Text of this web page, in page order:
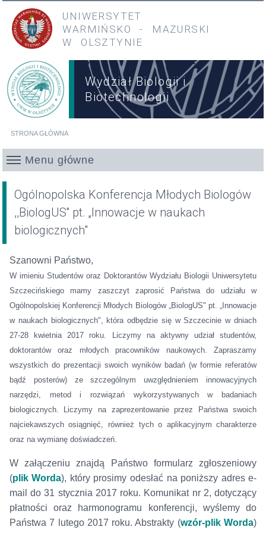
Przejdź do treści
Przejdź do menu głównego
UNIWERSYTET
WARMIŃSKO
- MAZURSKI
W OLSZTYNIE
Wydział Biologii i
Biotechnologii
STRONA GŁÓWNA
Menu główne
Ogólnopolska Konferencja Młodych Biologów
,,BiologUS'' pt. „Innowacje w naukach
biologicznych"
Szanowni Państwo,
W imieniu Studentów oraz Doktorantów Wydziału Biologii Uniwersytetu
Szczecińskiego mamy zaszczyt zaprosić Państwa do udziału w
Ogólnopolskiej Konferencji Młodych Biologów „BiologUS" pt. „Innowacje
w naukach biologicznych", która odbędzie się w Szczecinie w dniach
27-28 kwietnia 2017 roku. Liczymy na aktywny udział studentów,
doktorantów oraz młodych pracowników naukowych. Zapraszamy
wszystkich do prezentacji swoich wyników badań (w formie referatów
bądź posterów) ze szczególnym uwzględnieniem innowacyjnych
narzędzi, metod i rozwiązań wykorzystywanych w badaniach
biologicznych. Liczymy na zaprezentowanie przez Państwa swoich
najciekawszych osiągnięć, również tych o aplikacyjnym charakterze
oraz na wymianę doświadczeń.
W załączeniu znajdą Państwo formularz zgłoszeniowy
(plik Worda), który prosimy odesłać na poniższy adres e-
mail do 31 stycznia 2017 roku. Komunikat nr 2, dotyczący
płatności oraz harmonogramu konferencji, wyślemy do
Państwa 7 lutego 2017 roku. Abstrakty (wzór-plik Worda)